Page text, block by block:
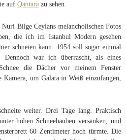
auf Qantara zu sehen.
Bilge Ceylans melancholischen Fotos
die ich im Istanbul Modern gesehen
schneien kann. 1954 soll sogar einmal
Dennoch war ich überrascht, als eines
die Dächer vor meinem Fenster
um Galata in Weiß einzufangen,
weiter. Drei Tage lang. Praktisch
hohen Schneehauben versanken, und
60 Zentimeter hoch türmte. Die